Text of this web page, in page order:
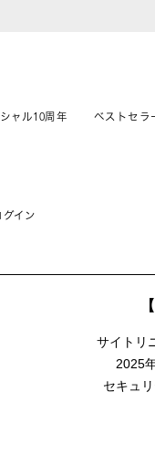
ャル10周年 ベストセラ
グイン
サイトリ
2025
セキュ